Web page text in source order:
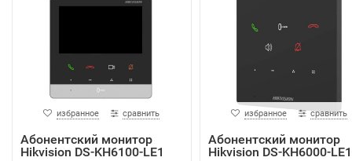
избранное сравнить
Абонентский монитор
Hikvision DS-KH6100-LE1
избранное сравнить
Абонентский монитор
Hikvision DS-KH6000-LE1